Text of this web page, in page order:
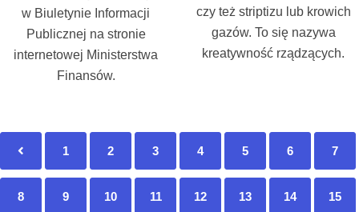
w Biuletynie Informacji
Publicznej na stronie
internetowej Ministerstwa
Finansów.
czy też striptizu lub krowich
gazów. To się nazywa
kreatywność rządzących.
1 2 3 4 5 6 7
8 9 10 11 12 13 14 15